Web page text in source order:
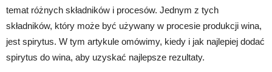
temat różnych składników i procesów. Jednym z tych
składników, który może być używany w procesie produkcji wina,
jest spirytus. W tym artykule omówimy, kiedy i jak najlepiej dodać
spirytus do wina, aby uzyskać najlepsze rezultaty.